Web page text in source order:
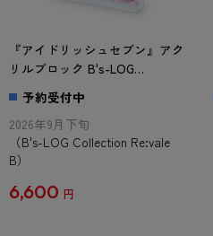
『アイドリッシュセブン』アク
リルブロック B's-LOG
Collection Re:vale B
予約受付中
2026年9月下旬
（B's-LOG Collection Re:vale
B）
6,600 円